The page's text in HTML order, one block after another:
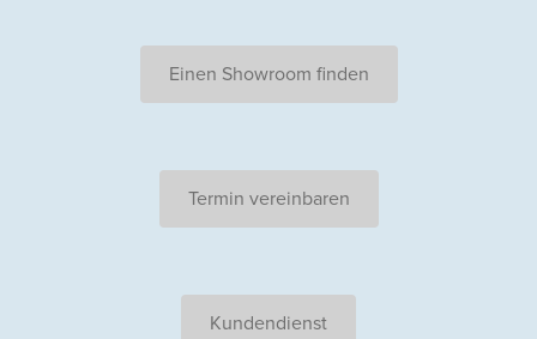
Einen Showroom finden
Termin vereinbaren
Kundendienst